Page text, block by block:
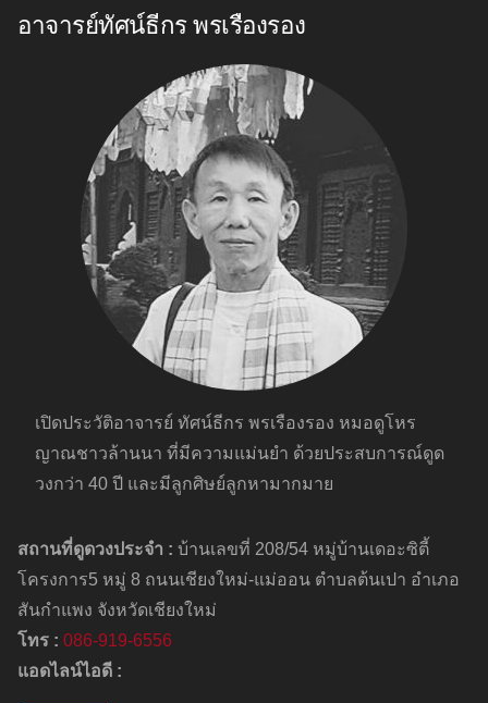
อาจารย์ทัศน์ธีกร พรเรืองรอง
เปิดประวัติอาจารย์ ทัศน์ธีกร พรเรืองรอง หมอดูโหร
ญาณชาวล้านนา ที่มีความแม่นยำ ด้วยประสบการณ์ดูด
วงกว่า 40 ปี และมีลูกศิษย์ลูกหามากมาย
สถานที่ดูดวงประจำ : บ้านเลขที่ 208/54 หมู่บ้านเดอะซิตี้
โครงการ5 หมู่ 8 ถนนเชียงใหม่-แม่ออน ตำบลต้นเปา อำเภอ
สันกำแพง จังหวัดเชียงใหม่
โทร : 086-919-6556
แอดไลน์ไอดี :